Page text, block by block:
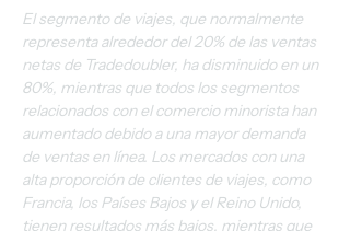
El segmento de viajes, que normalmente
representa alrededor del 20% de las ventas
netas de Tradedoubler, ha disminuido en un
80%, mientras que todos los segmentos
relacionados con el comercio minorista han
aumentado debido a una mayor demanda
de ventas en línea. Los mercados con una
alta proporción de clientes de viajes, como
Francia, los Países Bajos y el Reino Unido,
tienen resultados más bajos, mientras que